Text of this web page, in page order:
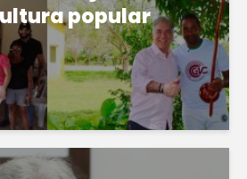
popular